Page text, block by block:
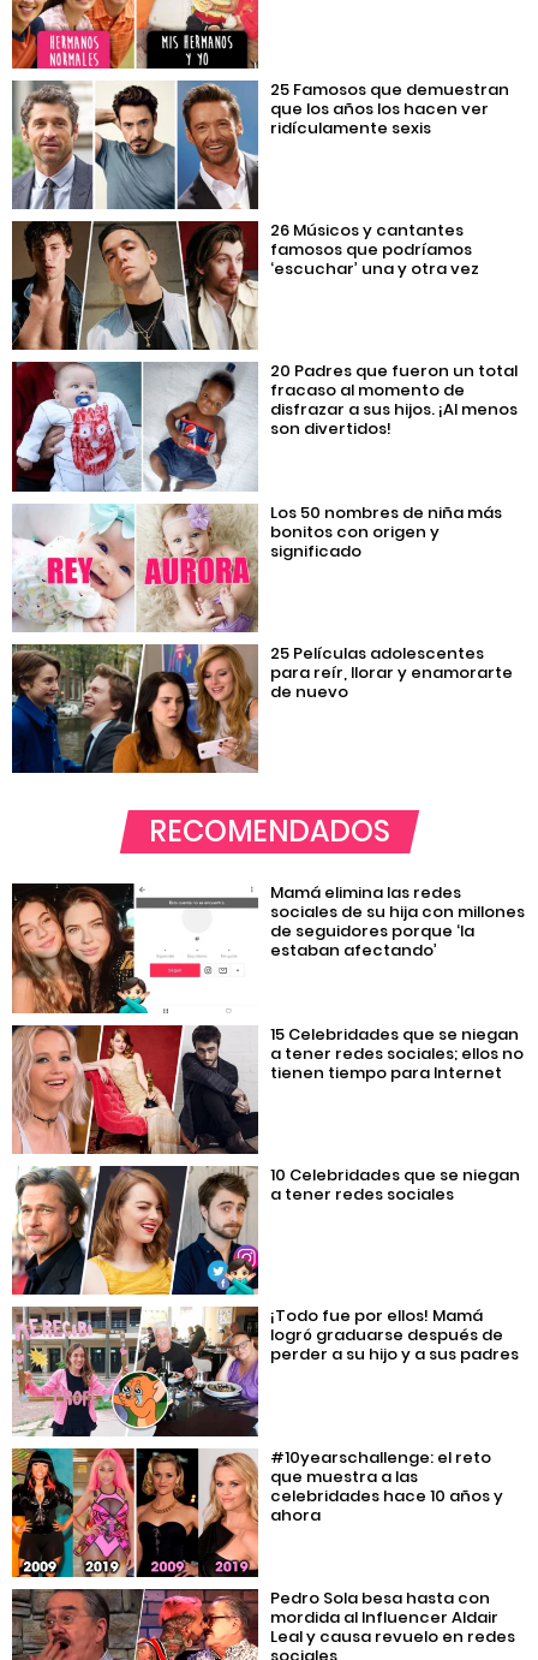
25 Famosos que demuestran
que los años los hacen ver
ridículamente sexis
26 Músicos y cantantes
famosos que podríamos
‘escuchar’ una y otra vez
20 Padres que fueron un total
fracaso al momento de
disfrazar a sus hijos. ¡Al menos
son divertidos!
Los 50 nombres de niña más
bonitos con origen y
significado
25 Películas adolescentes
para reír, llorar y enamorarte
de nuevo
RECOMENDADOS
Mamá elimina las redes
sociales de su hija con millones
de seguidores porque ‘la
estaban afectando’
15 Celebridades que se niegan
a tener redes sociales; ellos no
tienen tiempo para Internet
10 Celebridades que se niegan
a tener redes sociales
¡Todo fue por ellos! Mamá
logró graduarse después de
perder a su hijo y a sus padres
#10yearschallenge: el reto
que muestra a las
celebridades hace 10 años y
ahora
Pedro Sola besa hasta con
mordida al Influencer Aldair
Leal y causa revuelo en redes